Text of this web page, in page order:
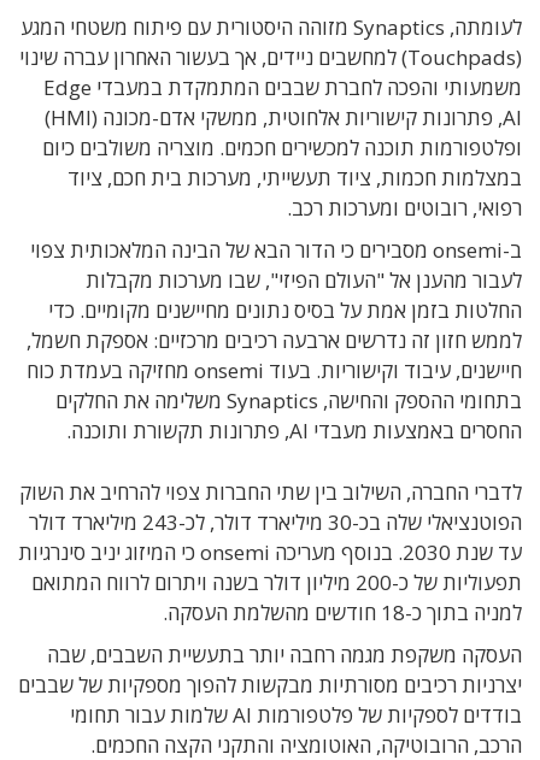
לעומתה, Synaptics מזוהה היסטורית עם פיתוח משטחי המגע
(Touchpads) למחשבים ניידים, אך בעשור האחרון עברה שינוי
משמעותי והפכה לחברת שבבים המתמקדת במעבדי Edge
AI, פתרונות קישוריות אלחוטית, ממשקי אדם-מכונה (HMI)
ופלטפורמות תוכנה למכשירים חכמים. מוצריה משולבים כיום
במצלמות חכמות, ציוד תעשייתי, מערכות בית חכם, ציוד
רפואי, רובוטים ומערכות רכב.
ב-onsemi מסבירים כי הדור הבא של הבינה המלאכותית צפוי
לעבור מהענן אל "העולם הפיזי", שבו מערכות מקבלות
החלטות בזמן אמת על בסיס נתונים מחיישנים מקומיים. כדי
לממש חזון זה נדרשים ארבעה רכיבים מרכזיים: אספקת חשמל,
חיישנים, עיבוד וקישוריות. בעוד onsemi מחזיקה בעמדת כוח
בתחומי ההספק והחישה, Synaptics משלימה את החלקים
החסרים באמצעות מעבדי AI, פתרונות תקשורת ותוכנה.
לדברי החברה, השילוב בין שתי החברות צפוי להרחיב את השוק
הפוטנציאלי שלה בכ-30 מיליארד דולר, לכ-243 מיליארד דולר
עד שנת 2030. בנוסף מעריכה onsemi כי המיזוג יניב סינרגיות
תפעוליות של כ-200 מיליון דולר בשנה ויתרום לרווח המתואם
למניה בתוך כ-18 חודשים מהשלמת העסקה.
העסקה משקפת מגמה רחבה יותר בתעשיית השבבים, שבה
יצרניות רכיבים מסורתיות מבקשות להפוך מספקיות של שבבים
בודדים לספקיות של פלטפורמות AI שלמות עבור תחומי
הרכב, הרובוטיקה, האוטומציה והתקני הקצה החכמים.